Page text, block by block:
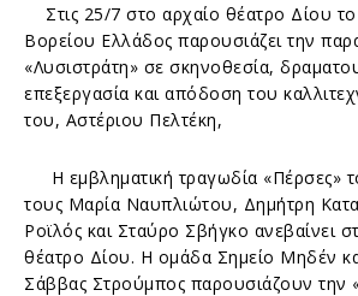
Στις 25/7 στο αρχαίο θέατρο Δίου
Βορείου Ελλάδος παρουσιάζει την
«Λυσιστράτη» σε σκηνοθεσία,
επεξεργασία και απόδοση του
του, Αστέριου Πελτέκη,
Η εμβληματική τραγωδία «Πέρσες»
τους Μαρία Ναυπλιώτου, Δημήτρη
Ροϊλός και Σταύρο Σβήγκο ανεβαίνει
θέατρο Δίου. Η ομάδα Σημείο Μηδέν
Σάββας Στρούμπος παρουσιάζουν την